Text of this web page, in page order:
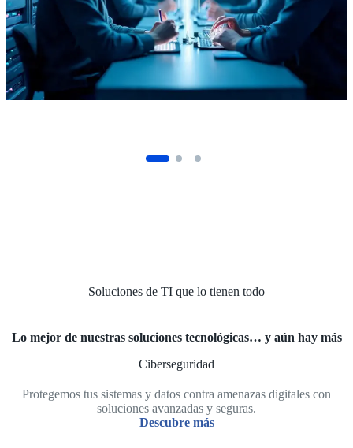
Soluciones de TI que lo tienen todo
Lo mejor de nuestras soluciones tecnológicas… y aún hay más
Ciberseguridad
Protegemos tus sistemas y datos contra amenazas digitales con
soluciones avanzadas y seguras.
Descubre más